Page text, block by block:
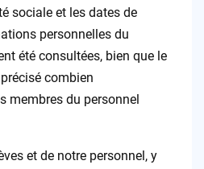
sociale et les dates de
personnelles du
été consultées, bien que le
combien
membres du personnel
et de notre personnel, y